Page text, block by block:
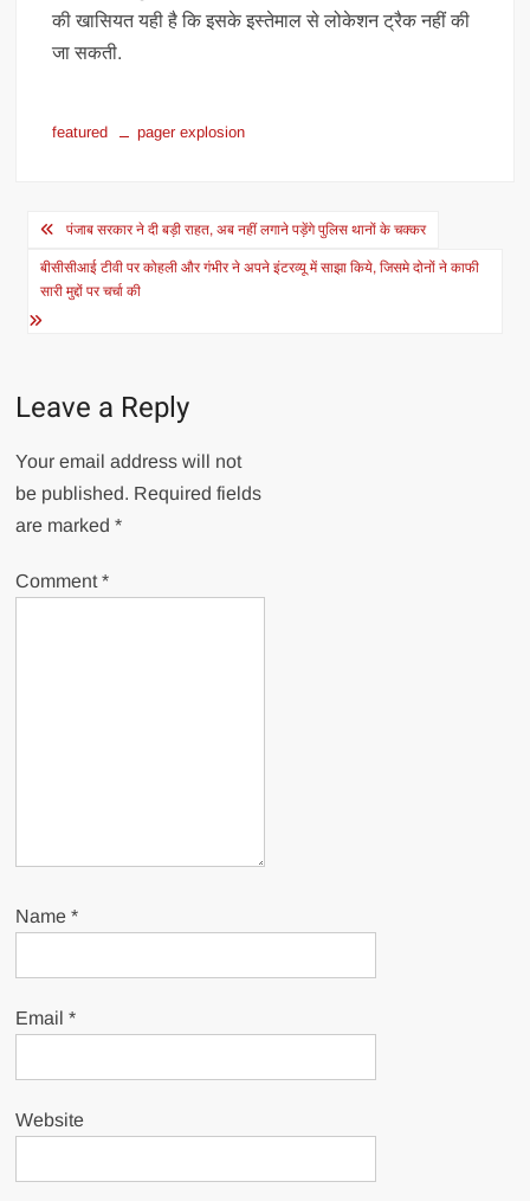
की खासियत यही है कि इसके इस्तेमाल से लोकेशन ट्रैक नहीं की
जा सकती.
featured pager explosion
Post
navigation
पंजाब सरकार ने दी बड़ी राहत, अब नहीं लगाने पड़ेंगे पुलिस थानों के चक्कर
बीसीसीआई टीवी पर कोहली और गंभीर ने अपने इंटरव्यू में साझा किये, जिसमे दोनों ने काफी
सारी मुद्दों पर चर्चा की
Leave a Reply
Your email address will not
be published. Required fields
are marked*
Comment*
Name*
Email*
Website